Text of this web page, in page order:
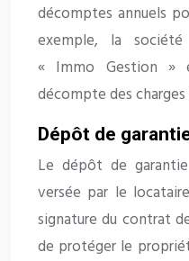
décomptes annuels
exemple, la
« Immo Gestion »
décompte des
Dépôt de
Le dépôt de
versée par le
signature du contrat
de protéger le